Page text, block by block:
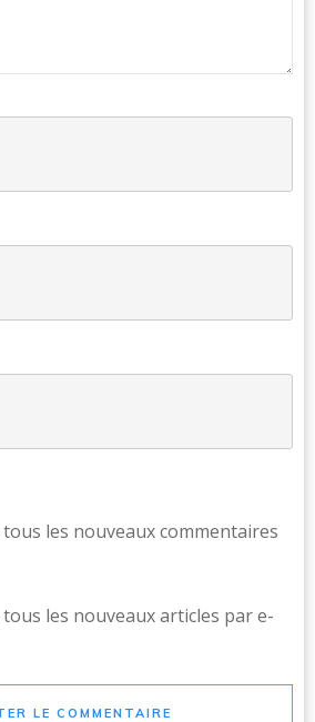
les nouveaux commentaires
les nouveaux articles par e-
LE COMMENTAIRE